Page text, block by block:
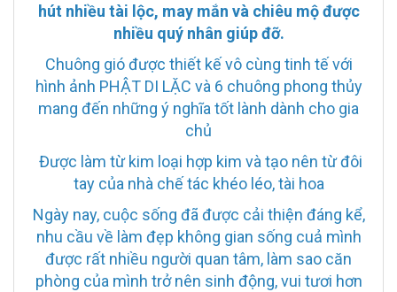
hút nhiều tài lộc, may mắn và chiêu mộ được
nhiều quý nhân giúp đỡ.
Chuông gió được thiết kế vô cùng tinh tế với
hình ảnh PHẬT DI LẶC và 6 chuông phong thủy
mang đến những ý nghĩa tốt lành dành cho gia
chủ
Được làm từ kim loại hợp kim và tạo nên từ đôi
tay của nhà chế tác khéo léo, tài hoa
Ngày nay, cuộc sống đã được cải thiện đáng kể,
nhu cầu về làm đẹp không gian sống cuả mình
được rất nhiều người quan tâm, làm sao căn
phòng của mình trở nên sinh động, vui tươi hơn